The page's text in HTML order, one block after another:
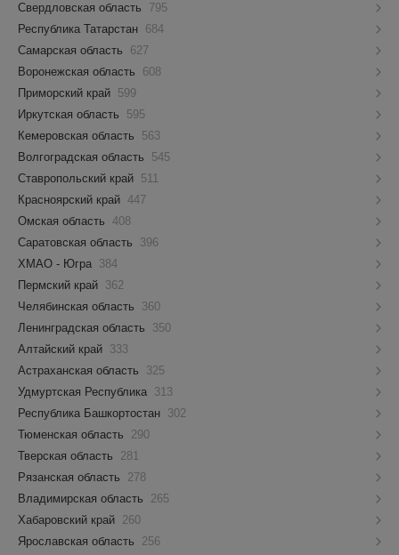
Свердловская область
795
Республика Татарстан 684
Самарская область
627
Воронежская область
608
Приморский край 599
Иркутская область
595
Кемеровская область
563
Волгоградская область
545
Ставропольский край 511
Красноярский край 447
Омская область 408
Саратовская область
396
ХМАО - Югра 384
Пермский край 362
Челябинская область
360
Ленинградская область
350
Алтайский край 333
Астраханская область
325
Удмуртская Республика 313
Республика Башкортостан 302
Тюменская область
290
Тверская область
281
Рязанская область
278
Владимирская область
265
Хабаровский край 260
Ярославская область
256